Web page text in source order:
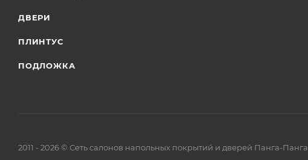
ДВЕРИ
ПЛИНТУС
ПОДЛОЖКА
2011 - 2026 © Сеть салонов напольных покрытий и дверей Панга-Панга